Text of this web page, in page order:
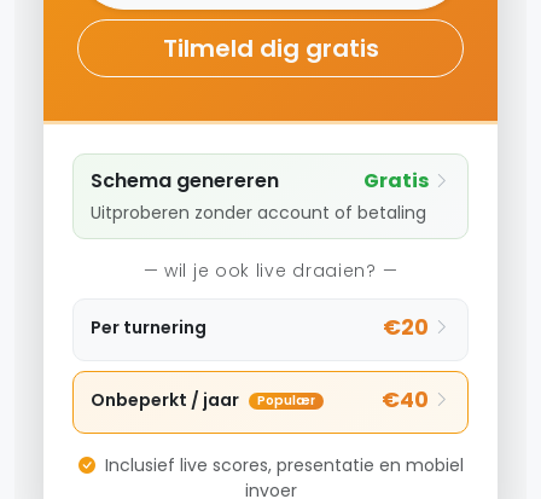
Tilmeld dig gratis
Schema genereren Gratis
Uitproberen zonder account of betaling
— wil je ook live draaien? —
Per turnering €20
Onbeperkt / jaar Populær €40
Inclusief live scores, presentatie en mobiel
invoer